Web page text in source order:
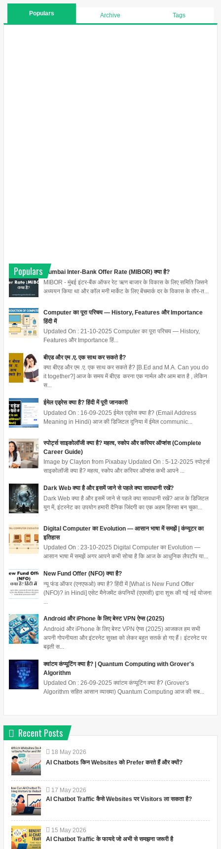
Populars Archive Tags
Populars
Mumbai Inter-Bank Offer Rate (MIBOR) क्या है?
MIBOR - मुंबई इंटर-बैंक ऑफर रेट ऋण बाजार के विकास के लिए समिति जिसने
अध्ययन किया था और कॉल मनी मार्केट के लिए बेंचमार्क दर के विकास के तौर-त...
Computer का पूरा परिचय — History, Features और Importance
हिंदी में
Updated On : 21-10-2025 Computer का पूरा परिचय — History,
Features और Importance हिं...
बीएड और एम .ए. एक साथ कर सकते है?
क्या बीएड और एम .ए. एक साथ कर सकते है? [B.Ed and M.A. Can you do
it together?] आज के समय में बीएड करना एक नार्मल और आम बात है , लेकिन
स...
ईमेल एड्रेस क्या है? हिंदी में पूरी जानकारी
Updated On : 16-09-2025 ईमेल एड्रेस क्या है? (Email Address
Meaning in Hindi) आज की डिजिटल दुनिया में ईमेल communic...
स्पोर्ट्स साइकोलॉजी क्या है? महत्व, स्कोप और करियर ऑप्शंस (Complete
Career Guide)
Image by Clayton from Pixabay Updated On : 5-12-2025 स्पोर्ट्स
साइकोलॉजी क्या है? महत्व, स्कोप और करियर ऑप्शंस कभी आपने ...
Dark Web क्या है और इसमें जाने से पहले क्या सावधानी रखें?
Dark Web क्या है और इसमें जाने से पहले क्या सावधानी रखें? आज के डिजिटल
युग में, इंटरनेट का उपयोग हमारी दैनिक जिंदगी का एक अहम हिस्सा बन चुका...
Digital Computer का Evolution — आसान भाषा में समझें | कंप्यूटर का
इतिहास
Updated On : 23-10-2025 Digital Computer का Evolution —
आसान भाषा में समझें अगर आपने कभी सोचा है कि आज के आधुनिक लैपटॉप या...
New Fund Offer (NFO) क्या है?
न्यू फंड ऑफर (एनएफओ) क्या है? हिंदी में [What is New Fund Offer
(NFO)? in Hindi] एसेट मैनेजमेंट कंपनियों (एएमसी) द्वारा शुरू की गई नई योजना
Android और iPhone के लिए बेस्ट VPN ऐप्स (2025)
Android और iPhone के लिए बेस्ट VPN ऐप्स (2025) आजकल हम सभी
अपनी गोपनीयता और इंटरनेट सुरक्षा को लेकर बहुत सतर्क हो गए हैं। इंटरनेट पर
बढ़ती स...
क्वांटम कंप्यूटिंग क्या है? | Quantum Computing with Grover's
Algorithm
Updated On : 26-09-2025 क्वांटम कंप्यूटिंग क्या है? (Grover's
Algorithm सहित आसान व्याख्या) Quantum Computing आज की सब...
Recent Posts
18 May 2026
AI Chatbots किन Websites को Prefer करते हैं और क्यों?
17 May 2026
AI Chatbot Traffic कैसे Websites पर Visitors ला सकता है?
15 May 2026
AI Chatbot Traffic के फायदे जो अभी से समझना जरूरी है